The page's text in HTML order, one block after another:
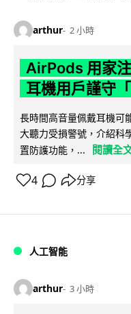
arthur 2 小時
AirPods 用家
耳機用戶謹守
長時間高音量佩戴耳機可
大聽力受損警號，介紹科
置防護功能，...
閱讀全
4 分享
人工智能
arthur 3 小時